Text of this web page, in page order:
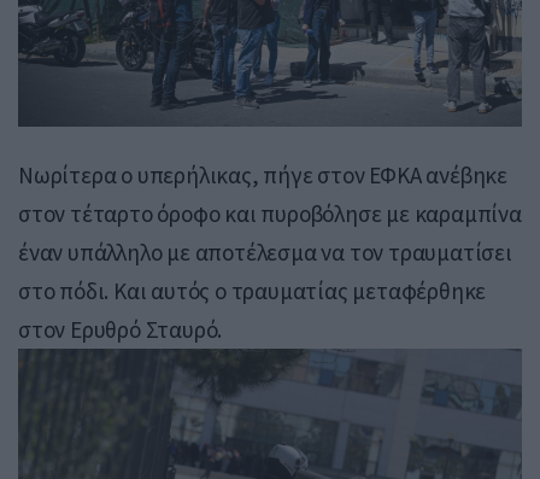
Νωρίτερα ο υπερήλικας, πήγε στον ΕΦΚΑ ανέβηκε
στον τέταρτο όροφο και πυροβόλησε με καραμπίνα
έναν υπάλληλο με αποτέλεσμα να τον τραυματίσει
στο πόδι. Και αυτός ο τραυματίας μεταφέρθηκε
στον Ερυθρό Σταυρό.